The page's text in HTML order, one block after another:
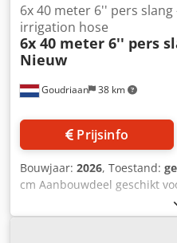
Goudriaan 38 km
6x 40 meter 6'' pers slang
irrigation hose
6x 40 meter 6'' pers
Nieuw
Prijsinfo
Bouwjaar: 2026, Toestand:
cm Aanbouwdeel geschikt
meter 6'' pers slang •
mm • Plat oprolbaar •
Synthetische rubber zwart